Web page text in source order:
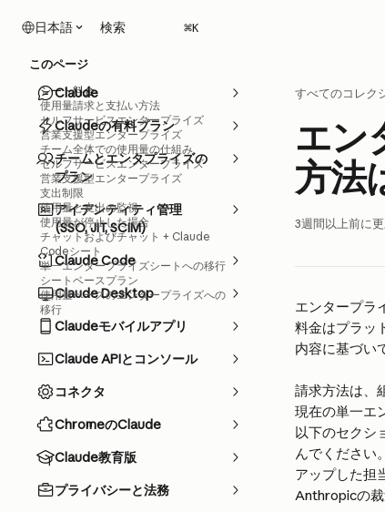
日本語 検索 ⌘K
Claude
Claudeの有料プラン
チームとエンタプライズの
プラン
アイデンティティ管理
(SSO, JIT, SCIM)
Claude Code
Claude Desktop
Claudeモバイルアプリ
Claude APIとコンソール
コネクタ
ChromeのClaude
Claude教育版
プライバシーと法務
すべてのコレク
エン
方法
3週間以上前に
エンタープラ
料金はプラッ
内容に基づい
請求方法は、
現在の単一エ
以下のセクシ
んでください
アップした担
Anthropicの裁
このページ
シート料金
使用量請求と支払い方法
セルフサービスエンタープライズ
営業支援型エンタープライズ
チーム全体での使用量の仕組み
セルフサービスエンタープライズ
営業支援型エンタープライズ
支出制限
使用量と支出の監視
使用量が停止した場合
チャットおよびチャット + Claude
Codeシート
単一エンタープライズシートへの移行
シートベースプラン
使用量ベースのエンタープライズへの
移行